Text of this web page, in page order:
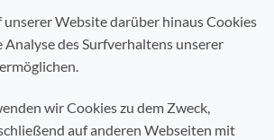
Website darüber hinaus Cookies
Analyse des Surfverhaltens unserer
wir Cookies zu dem Zweck,
auf anderen Webseiten mit